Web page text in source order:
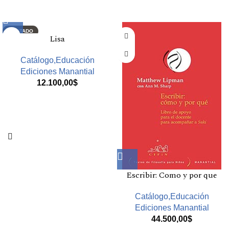
AGOTADO
Lisa
Catálogo,Educación
Ediciones Manantial
12.100,00$
Escribir: Como y por que
Catálogo,Educación
Ediciones Manantial
44.500,00$